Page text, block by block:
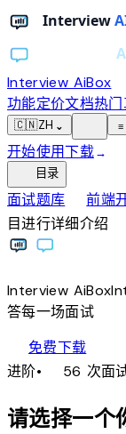
Interview AiBox
功能定价文档热
🇨🇳ZH ⌄ ≡
开始使用下载→
目录
面试题库chevron_right前端
目进行详细介绍
Interview AiBox
答每一场面试
免费下载
进阶• 56 次面
请选择一个